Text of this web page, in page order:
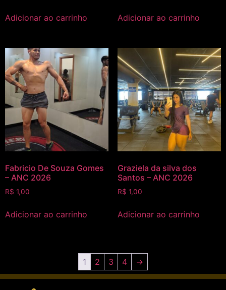
Adicionar ao carrinho Adicionar ao carrinho
Fabricio De Souza Gomes
– ANC 2026
R$ 1,00
Adicionar ao carrinho
Graziela da silva dos
Santos – ANC 2026
R$ 1,00
Adicionar ao carrinho
1 2 3 4 →